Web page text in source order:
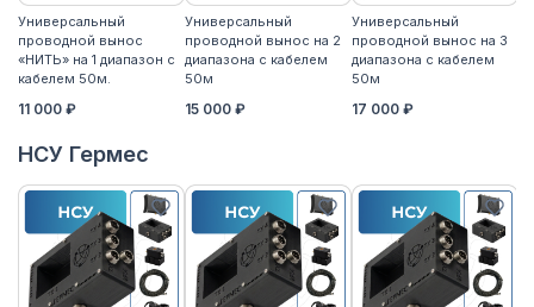
Универсальный
проводной вынос
«НИТЬ» на 1 диапазон с
кабелем 50м.
11 000 ₽
Универсальный
проводной вынос на 2
диапазона с кабелем
50м
15 000 ₽
Универсальный
проводной вынос на 3
диапазона с кабелем
50м
17 000 ₽
НСУ Гермес